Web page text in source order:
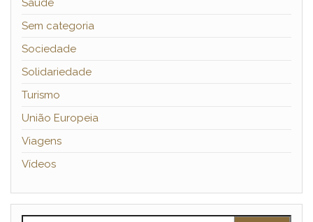
Saúde
Sem categoria
Sociedade
Solidariedade
Turismo
União Europeia
Viagens
Vídeos